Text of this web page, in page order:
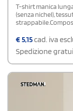
T-shirt manica
(senza nichel),
€5,15cad. iva
Spedizione